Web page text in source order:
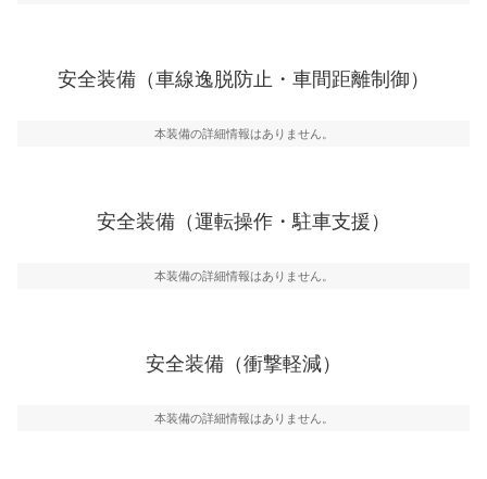
車線逸脱防止
車線のはみだしやふらつきを防止するためにレーンキー
運転・駐車支援
グ・アシストやサイドブラインドモニターなどが装備さ
万が一車体が衝撃を受けたときに、運転者・同乗者を守
るSRSエアバッグシステム、プリテンショナーシートベ
安全装備（車線逸脱防止・車間距離制御）
本装備の詳細情報はありません。
安全装備（運転操作・駐車支援）
本装備の詳細情報はありません。
安全装備（衝撃軽減）
本装備の詳細情報はありません。